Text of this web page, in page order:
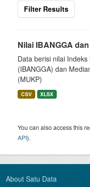
Filter Results
Nilai IBANGGA
Data berisi nilai
(IBANGGA) dan
(MUKP)
CSV XLSX
You can also access this
API).
About Satu Data